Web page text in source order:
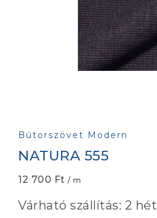
Bútorszövet Modern
NATURA 555
12 700 Ft / m
Várható szállítás: 2